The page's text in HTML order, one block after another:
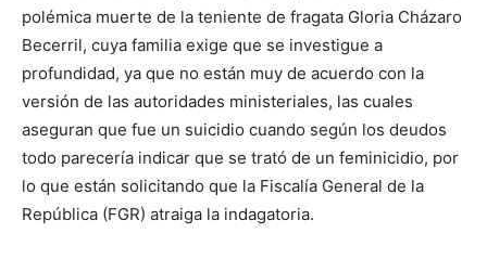
polémica muerte de la teniente de fragata Gloria Cházaro
Becerril, cuya familia exige que se investigue a
profundidad, ya que no están muy de acuerdo con la
versión de las autoridades ministeriales, las cuales
aseguran que fue un suicidio cuando según los deudos
todo parecería indicar que se trató de un feminicidio, por
lo que están solicitando que la Fiscalía General de la
República (FGR) atraiga la indagatoria.